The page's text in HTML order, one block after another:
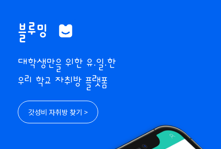
블루밍
대학생만을 위한 유.일.한
우리 학교 자취방 플랫폼
갓성비 자취방 찾기 >